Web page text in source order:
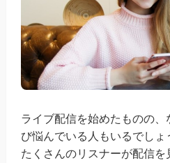
ライブ配信を始めたものの
び悩んでいる人もいるでしょ
たくさんのリスナーが配信を